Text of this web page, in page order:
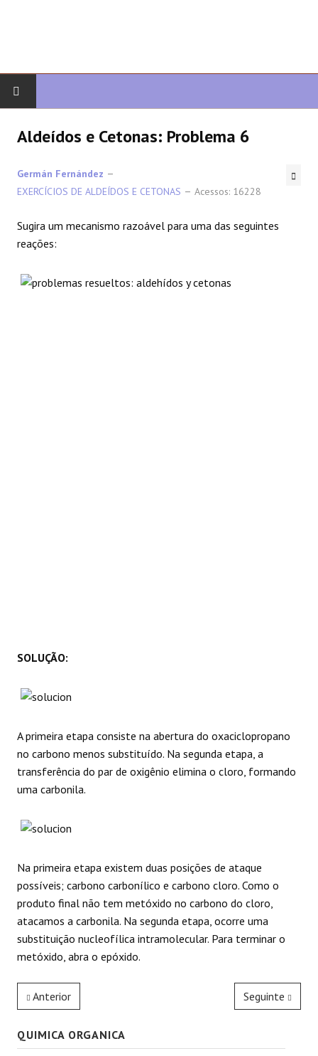
ORGÂNICO AVANÇADO
HETEROCICLOS
Aldeídos e Cetonas: Problema 6
Germán Fernández
EXERCÍCIOS DE ALDEÍDOS E CETONAS
Acessos: 16228
Sugira um mecanismo razoável para uma das seguintes
reações:
SOLUÇÃO:
A primeira etapa consiste na abertura do oxaciclopropano
no carbono menos substituído. Na segunda etapa, a
transferência do par de oxigênio elimina o cloro, formando
uma carbonila.
Na primeira etapa existem duas posições de ataque
possíveis; carbono carbonílico e carbono cloro. Como o
produto final não tem metóxido no carbono do cloro,
atacamos a carbonila. Na segunda etapa, ocorre uma
substituição nucleofílica intramolecular. Para terminar o
metóxido, abra o epóxido.
Anterior Seguinte
QUIMICA ORGANICA